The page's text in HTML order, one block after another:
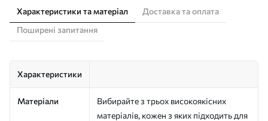
Характеристики та матеріал
Доставка та оплата
Поширені запитання
Характеристики
Матеріали
Вибирайте з трьох високоякісних
матеріалів, кожен з яких підходить для